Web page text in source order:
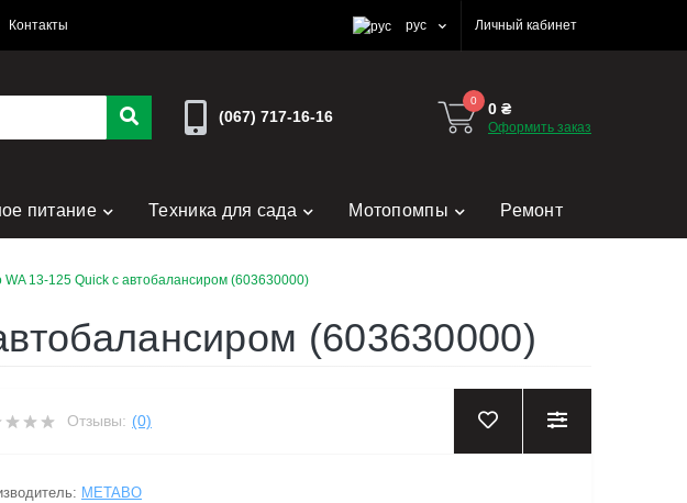
Контакты рус Личный кабинет
(067) 717-16-16
0 0 ₴
Оформить заказ
питание Техника для сада Мотопомпы Ремонт
WA 13-125 Quick с автобалансиром (603630000)
(603630000)
Отзывы: (0)
METABO